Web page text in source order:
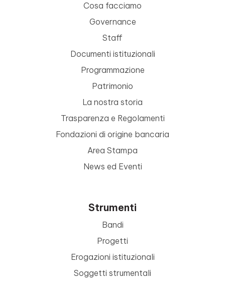
Cosa facciamo
Governance
Staff
Documenti istituzionali
Programmazione
Patrimonio
La nostra storia
Trasparenza e Regolamenti
Fondazioni di origine bancaria
Area Stampa
News ed Eventi
Strumenti
Bandi
Progetti
Erogazioni istituzionali
Soggetti strumentali